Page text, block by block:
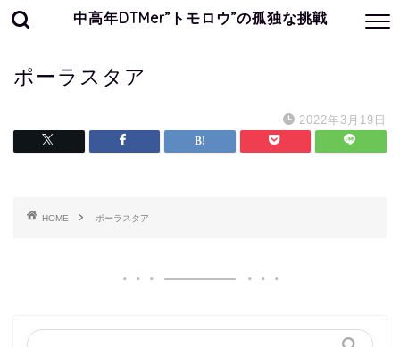
中高年DTMer”トモロウ”の孤独な挑戦
ポーラスタア
2022年3月19日
HOME ポーラスタア